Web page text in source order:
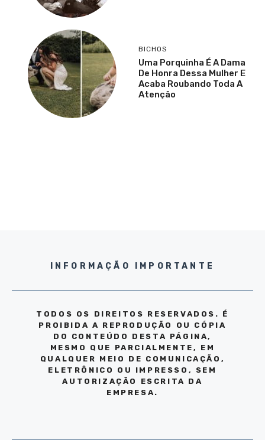
BICHOS
Uma Porquinha É A Dama
De Honra Dessa Mulher E
Acaba Roubando Toda A
Atenção
INFORMAÇÃO IMPORTANTE
TODOS OS DIREITOS RESERVADOS. É
PROIBIDA A REPRODUÇÃO OU CÓPIA
DO CONTEÚDO DESTA PÁGINA,
MESMO QUE PARCIALMENTE, EM
QUALQUER MEIO DE COMUNICAÇÃO,
ELETRÔNICO OU IMPRESSO, SEM
AUTORIZAÇÃO ESCRITA DA
EMPRESA.